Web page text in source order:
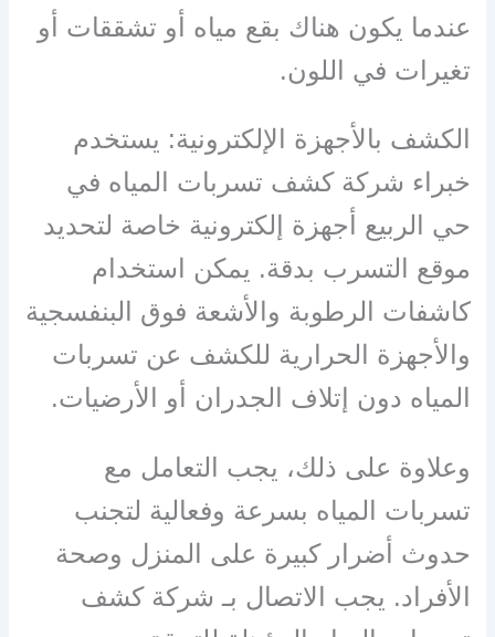
عندما يكون هناك بقع مياه أو تشققات أو
تغيرات في اللون.
الكشف بالأجهزة الإلكترونية: يستخدم
خبراء شركة كشف تسربات المياه في
حي الربيع أجهزة إلكترونية خاصة لتحديد
موقع التسرب بدقة. يمكن استخدام
كاشفات الرطوبة والأشعة فوق البنفسجية
والأجهزة الحرارية للكشف عن تسربات
المياه دون إتلاف الجدران أو الأرضيات.
وعلاوة على ذلك، يجب التعامل مع
تسربات المياه بسرعة وفعالية لتجنب
حدوث أضرار كبيرة على المنزل وصحة
الأفراد. يجب الاتصال بـ شركة كشف